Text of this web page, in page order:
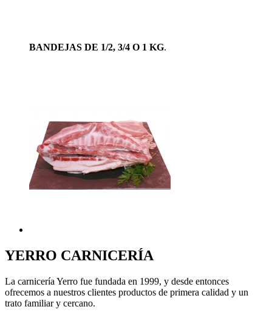
BANDEJAS DE 1/2, 3/4 O 1 KG.
YERRO CARNICERÍA
La carnicería Yerro fue fundada en 1999, y desde entonces
ofrecemos a nuestros clientes productos de primera calidad y un
trato familiar y cercano.